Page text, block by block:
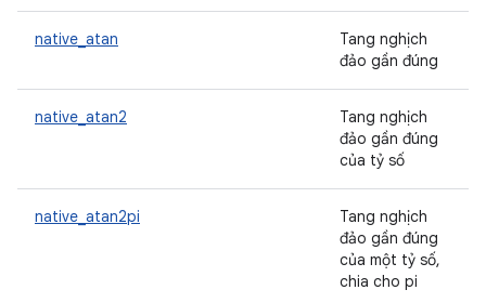
native_atan
Tang nghịch
đảo gần đúng
native_atan2
Tang nghịch
đảo gần đúng
của tỷ số
native_atan2pi
Tang nghịch
đảo gần đúng
của một tỷ số,
chia cho pi